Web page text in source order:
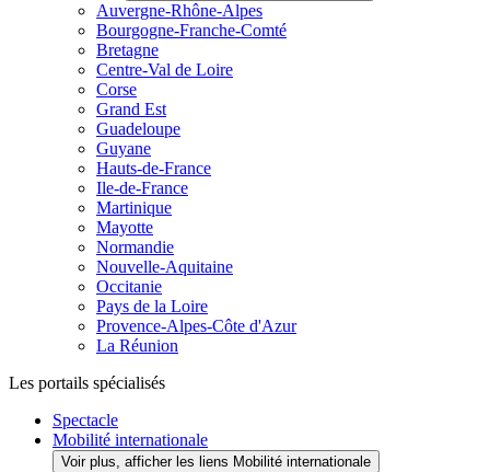
Auvergne-Rhône-Alpes
Bourgogne-Franche-Comté
Bretagne
Centre-Val de Loire
Corse
Grand Est
Guadeloupe
Guyane
Hauts-de-France
Ile-de-France
Martinique
Mayotte
Normandie
Nouvelle-Aquitaine
Occitanie
Pays de la Loire
Provence-Alpes-Côte d'Azur
La Réunion
Les portails spécialisés
Spectacle
Mobilité internationale
Voir plus, afficher les liens Mobilité internationale